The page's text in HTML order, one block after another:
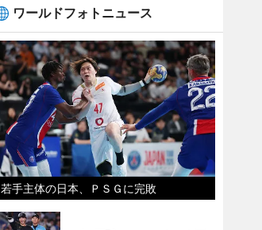
ワールドフォトニュース
若手主体の日本、ＰＳＧに完敗